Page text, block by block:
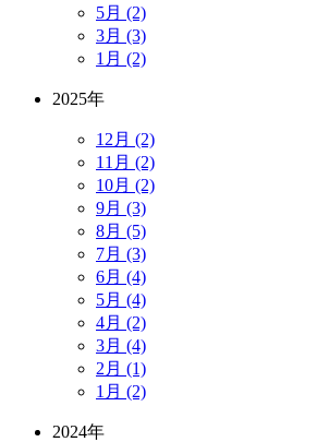
5月 (2)
3月 (3)
1月 (2)
2025年
12月 (2)
11月 (2)
10月 (2)
9月 (3)
8月 (5)
7月 (3)
6月 (4)
5月 (4)
4月 (2)
3月 (4)
2月 (1)
1月 (2)
2024年